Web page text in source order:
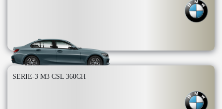
SERIE-3 M3 CSL 360CH